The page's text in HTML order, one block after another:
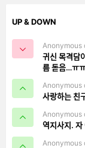
UP & DOWN
Anonymous
귀신
름 돋음…ㅠ
Anonymous
사랑하는
Anonymous
역지사지.
Anonymous